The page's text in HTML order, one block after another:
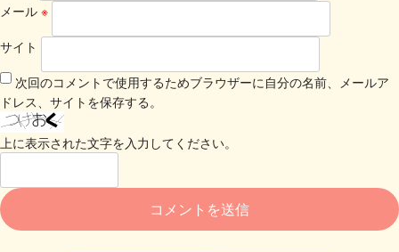
メール ※
サイト
次回のコメントで使用するためブラウザーに自分の名前、メールア
ドレス、サイトを保存する。
上に表示された文字を入力してください。